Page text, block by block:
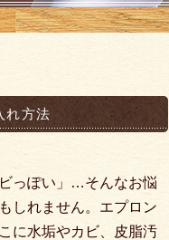
れ方法
っぽい」…そんなお悩
しれません。エプロン
に水垢やカビ、皮脂汚